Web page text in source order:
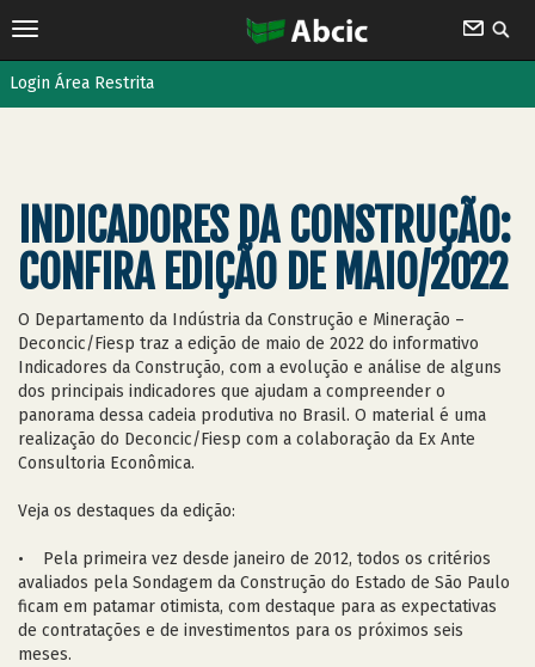
Login Área Restrita
INDICADORES DA CONSTRUÇÃO:
CONFIRA EDIÇÃO DE MAIO/2022
O Departamento da Indústria da Construção e Mineração –
Deconcic/Fiesp traz a edição de maio de 2022 do informativo
Indicadores da Construção, com a evolução e análise de alguns
dos principais indicadores que ajudam a compreender o
panorama dessa cadeia produtiva no Brasil. O material é uma
realização do Deconcic/Fiesp com a colaboração da Ex Ante
Consultoria Econômica.
Veja os destaques da edição:
• Pela primeira vez desde janeiro de 2012, todos os critérios
avaliados pela Sondagem da Construção do Estado de São Paulo
ficam em patamar otimista, com destaque para as expectativas
de contratações e de investimentos para os próximos seis
meses.